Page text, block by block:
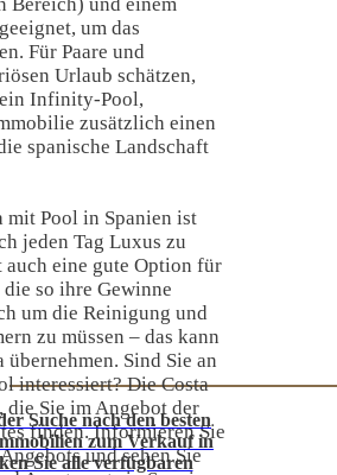
um das
Für Paare und
Urlaub schätzen,
Infinity-Pool,
zusätzlich einen
spanische Landschaft
Pool in Spanien ist
jeden Tag Luxus zu
auch eine gute Option für
so ihre Gewinne
um die Reinigung und
zu müssen – das kann
Sind Sie an
interessiert? Die Costa
Sie im Angebot der
finden. Informieren Sie
und sehen Sie
Suche nach den besten
zum Verkauf in
Sie alle verfügbaren